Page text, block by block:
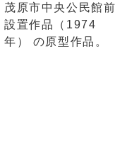
茂原市中央公民館前
設置作品（1974
年） の原型作品。